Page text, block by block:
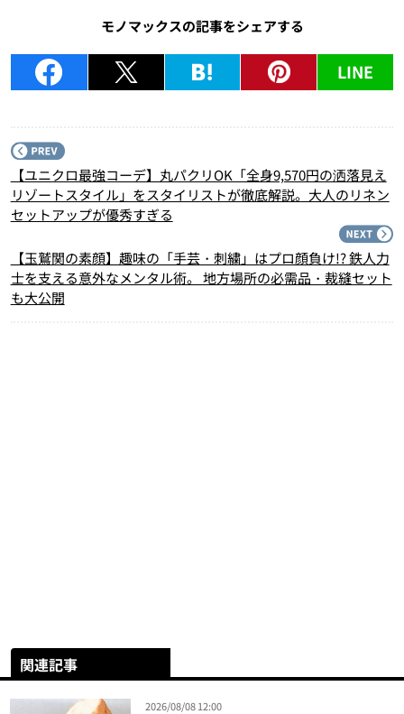
モノマックスの記事をシェアする
LINE
【ユニクロ最強コーデ】丸パクリOK「全身9,570円の洒落見え
リゾートスタイル」をスタイリストが徹底解説。大人のリネン
セットアップが優秀すぎる
【玉鷲関の素顔】趣味の「手芸・刺繍」はプロ顔負け!? 鉄人力
士を支える意外なメンタル術。 地方場所の必需品・裁縫セット
も大公開
関連記事
2026/08/08 12:00